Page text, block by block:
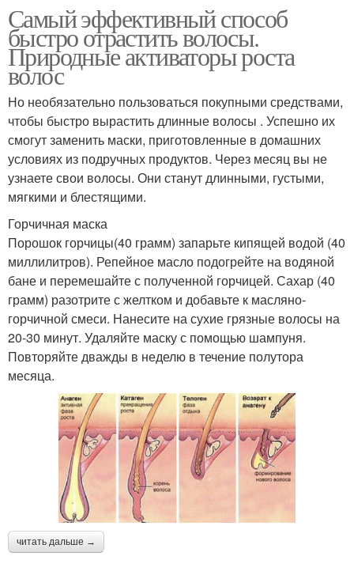
Самый эффективный способ
быстро отрастить волосы.
Природные активаторы роста
волос
Но необязательно пользоваться покупными средствами,
чтобы быстро вырастить длинные волосы . Успешно их
смогут заменить маски, приготовленные в домашних
условиях из подручных продуктов. Через месяц вы не
узнаете свои волосы. Они станут длинными, густыми,
мягкими и блестящими.
Горчичная маска
Порошок горчицы(40 грамм) запарьте кипящей водой (40
миллилитров). Репейное масло подогрейте на водяной
бане и перемешайте с полученной горчицей. Сахар (40
грамм) разотрите с желтком и добавьте к масляно-
горчичной смеси. Нанесите на сухие грязные волосы на
20-30 минут. Удаляйте маску с помощью шампуня.
Повторяйте дважды в неделю в течение полутора
месяца.
читать дальше →